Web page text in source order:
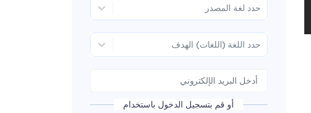
حدد لغة المصدر
حدد اللغة (اللغات) الهدف
أو قم بتسجيل الدخول باستخدام